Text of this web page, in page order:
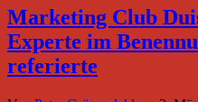
Marketing Club
Experte im
referierte